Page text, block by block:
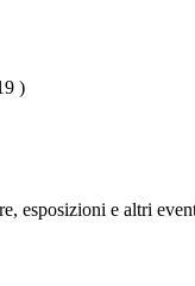
)
esposizioni e altri